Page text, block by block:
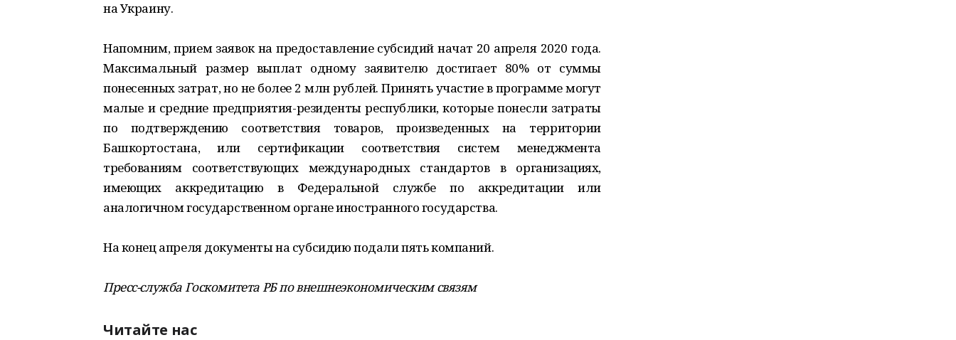
на Украину.
Напомним, прием заявок на предоставление субсидий начат 20 апреля 2020 года.
Максимальный размер выплат одному заявителю достигает 80% от суммы
понесенных затрат, но не более 2 млн рублей. Принять участие в программе могут
малые и средние предприятия-резиденты республики, которые понесли затраты
по подтверждению соответствия товаров, произведенных на территории
Башкортостана, или сертификации соответствия систем менеджмента
требованиям соответствующих международных стандартов в организациях,
имеющих аккредитацию в Федеральной службе по аккредитации или
аналогичном государственном органе иностранного государства.
На конец апреля документы на субсидию подали пять компаний.
Пресс-служба Госкомитета РБ по внешнеэкономическим связям
Читайте нас